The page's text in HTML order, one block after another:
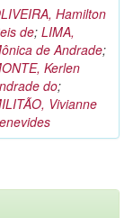
Hamilton
de; LIMA,
de Andrade;
Kerlen
do;
Vivianne